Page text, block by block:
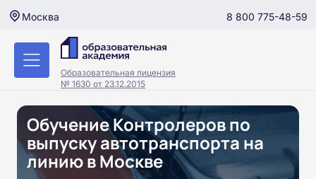
Москва 8 800 775-48-59
Образовательная лицензия
№ 1630 от 23.12.2015
Обучение Контролеров по
выпуску автотранспорта на
линию в Москве